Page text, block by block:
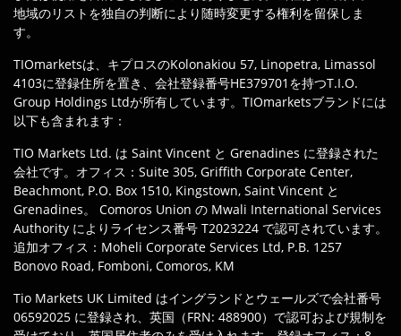
地域のリストを独自の判断により随時変更する権利を留保しま
す。
TIOmarketsは、キプロスのKolonakiou 57, Linopetra, Limassol
4103に登録住所を置き、会社登録番号HE379701を持つT.I.O.
Group Holdings Ltdが所有しています。TIOmarketsブランドには
以下も含まれます：
TIO Markets Ltd. は Saint Vincent と Grenadines に登録された
会社です。オフィス：Suite 305, Griffith Corporate Center,
Beachmont, P.O. Box 1510, Kingstown, Saint Vincent と
Grenadines。 Comoros Union の Mwali International Services
Authority によりライセンス番号 T2023224 で認可されています。
追加オフィス：Moheli Corporate Services Ltd, P.B. 1257
Bonovo Road, Fomboni, Comoros, KM
Tio Markets UK Limited はイングランドとウェールズで会社番号
06592025 に登録され、英国（FRN: 488900）で認可および規制を